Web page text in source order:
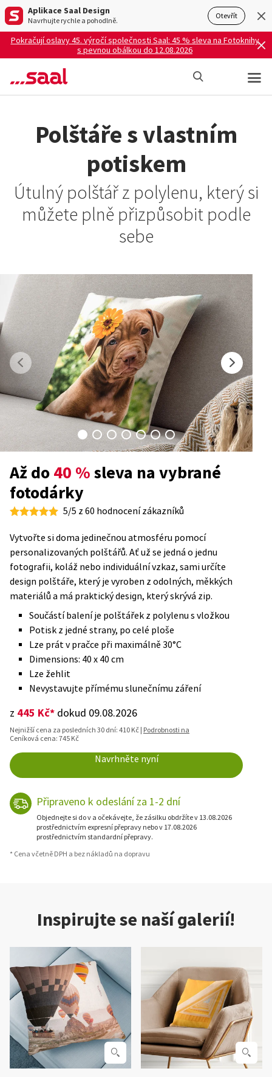
Aplikace Saal Design
Navrhujte rychle a pohodlně. Otevřít
Pokračují oslavy 45. výročí společnosti Saal: 45 % sleva na Fotoknihy
s pevnou obálkou do 12.08.2026
Polštáře s vlastním
potiskem
Útulný polštář z polylenu, který si
můžete plně přizpůsobit podle
sebe
Až do40 %sleva na vybrané
fotodárky
5/5 z 60 hodnocení zákazníků
Vytvořte si doma jedinečnou atmosféru pomocí
personalizovaných polštářů. Ať už se jedná o jednu
fotografii, koláž nebo individuální vzkaz, sami určíte
design polštáře, který je vyroben z odolných, měkkých
materiálů a má praktický design, který skrývá zip.
Součástí balení je polštářek z polylenu s vložkou
Potisk z jedné strany, po celé ploše
Lze prát v pračce při maximálně 30°C
Dimensions: 40 x 40 cm
Lze žehlit
Nevystavujte přímému slunečnímu záření
z 445 Kč* dokud 09.08.2026
Nejnižší cena za posledních 30 dní: 410 Kč | Podrobnosti na
Ceníková cena: 745 Kč
Navrhněte nyní
Připraveno k odeslání za 1-2 dní
Objednejte si do v a očekávejte, že zásilku obdržíte v 13.08.2026
prostřednictvím expresní přepravy nebo v 17.08.2026
prostřednictvím standardní přepravy.
* Cena včetně DPH a bez nákladů na dopravu
Inspirujte se naší galerií!